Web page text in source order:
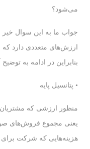
می‌شود؟
جواب ما به این سوال
بنابراین در ادامه به توضیح
• پتانسیل پایه
منظور ارزشی كه
یعنی مجموع فروش‌های
هزینه‌هایی كه شركت برای